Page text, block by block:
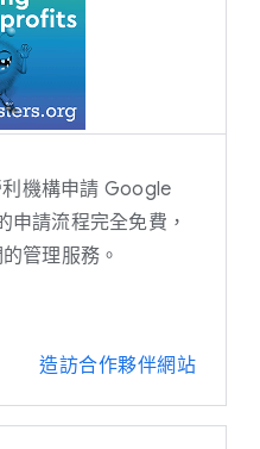
機構申請 Google
請流程完全免費，
管理服務。
造訪合作夥伴網站